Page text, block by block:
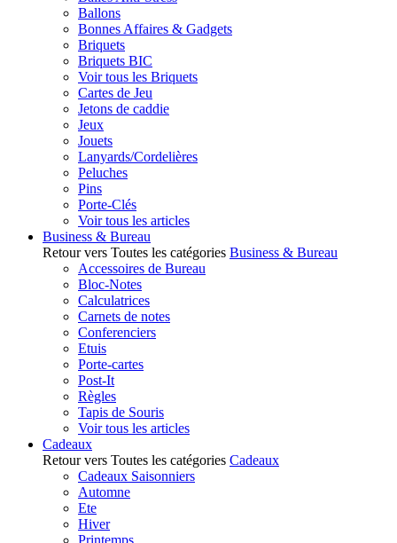
Ballons
Bonnes Affaires & Gadgets
Briquets
Briquets BIC
Voir tous les Briquets
Cartes de Jeu
Jetons de caddie
Jeux
Jouets
Lanyards/Cordelières
Peluches
Pins
Porte-Clés
Voir tous les articles
Business & Bureau
Retour vers Toutes les catégories Business & Bureau
Accessoires de Bureau
Bloc-Notes
Calculatrices
Carnets de notes
Conferenciers
Etuis
Porte-cartes
Post-It
Règles
Tapis de Souris
Voir tous les articles
Cadeaux
Retour vers Toutes les catégories Cadeaux
Cadeaux Saisonniers
Automne
Ete
Hiver
Printemps